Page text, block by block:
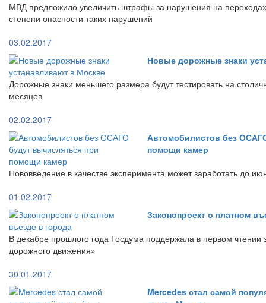
МВД предложило увеличить штрафы за нарушения на
степени опасности таких нарушений
03.02.2017
Новые дорожные знаки
Дорожные знаки меньшего размера будут тестировать на
месяцев
02.02.2017
Автомобилистов без
помощи камер
Нововведение в качестве эксперимента может заработать до
01.02.2017
Законопроект о платном
В декабре прошлого года Госдума поддержала в первом чтении
дорожного движения»
30.01.2017
Mercedes стал самой